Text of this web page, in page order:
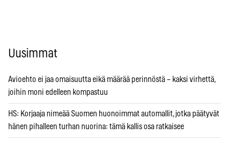
Uusimmat
Avioehto ei jaa omaisuutta eikä määrää perinnöstä – kaksi virhettä,
joihin moni edelleen kompastuu
HS: Korjaaja nimeää Suomen huonoimmat automallit, jotka päätyvät
hänen pihalleen turhan nuorina: tämä kallis osa ratkaisee